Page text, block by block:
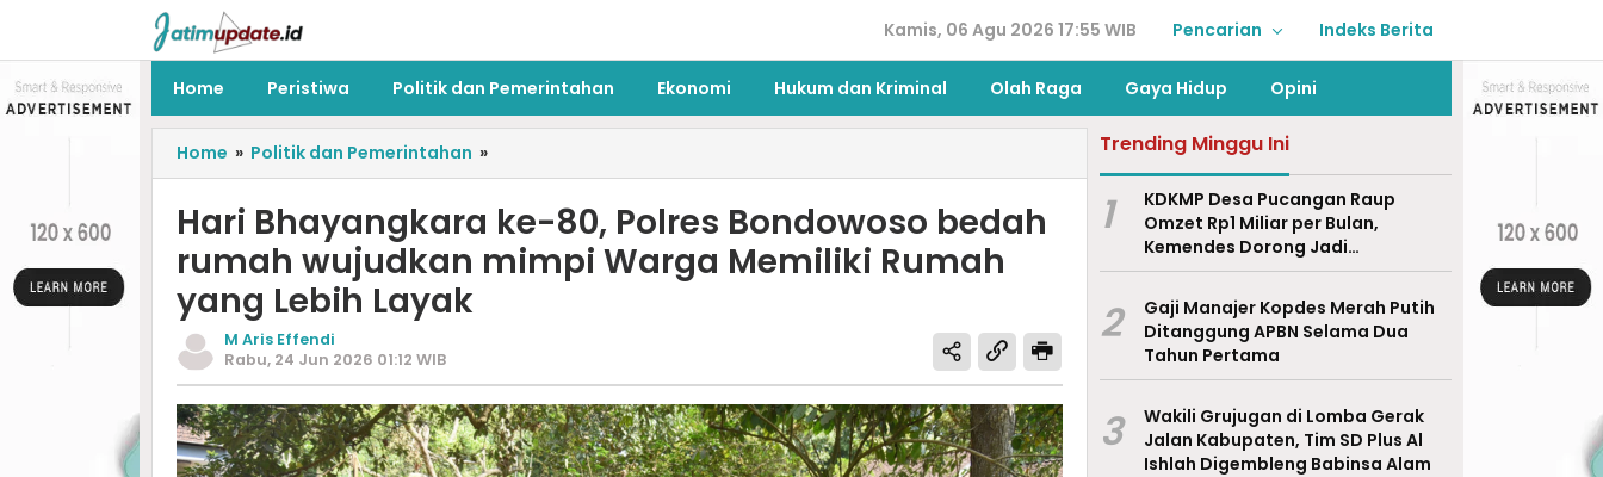
Kamis, 06 Agu 2026 17:55 WIB Pencarian Indeks Berita
Home Peristiwa Politik dan Pemerintahan Ekonomi Hukum dan Kriminal Olah Raga Gaya Hidup Opini
Home » Politik dan Pemerintahan »
Hari Bhayangkara ke-80, Polres Bondowoso bedah
rumah wujudkan mimpi Warga Memiliki Rumah
yang Lebih Layak
M Aris Effendi
Rabu, 24 Jun 2026 01:12 WIB
Trending Minggu Ini
1
KDKMP Desa Pucangan Raup
Omzet Rp1 Miliar per Bulan,
Kemendes Dorong Jadi
Percontohan Nasional
2
Gaji Manajer Kopdes Merah Putih
Ditanggung APBN Selama Dua
Tahun Pertama
3
Wakili Grujugan di Lomba Gerak
Jalan Kabupaten, Tim SD Plus Al
Ishlah Digembleng Babinsa Alam